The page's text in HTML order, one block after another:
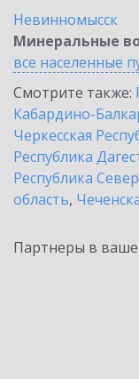
Невинномысск
Минеральные
все населенные
Смотрите также:
Кабардино-
Черкесская
Республика
Республика
область,
Партнеры в